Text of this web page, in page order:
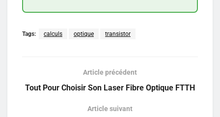
Tags: calculs optique transistor
Article précédent
Tout Pour Choisir Son Laser Fibre Optique FTTH
Article suivant